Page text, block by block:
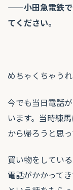
——小田急電鉄で
てください。
めちゃくちゃう
今でも当日電話
います。当時練
から帰ろうと思っ
買い物をしてい
電話がかかって